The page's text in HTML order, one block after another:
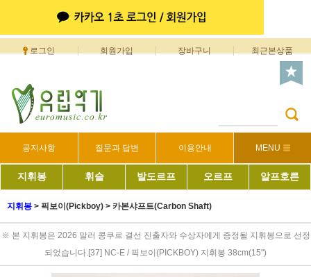
로그인 회원가입 장바구니 최근본상품
공지사항 질문과 답변 이용안내 MENU
지휘봉 휘슬 발도르프 오르프 알프호른
지휘봉 > 픽보이(Pickboy) > 카본샤프트(Carbon Shaft)
※ 본 지휘봉은 2026 말러 콩쿠르 결선 진출자와 수상자에게 증정될 지휘봉으로 선정
되었습니다.[37] NC-E / 픽보이(PICKBOY) 지휘봉 38cm(15")